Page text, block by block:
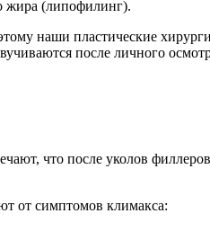
жира (липофилинг).
наши пластические
после личного
что после уколов
от симптомов климакса: